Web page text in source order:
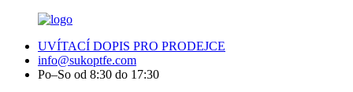
UVÍTACÍ DOPIS PRO PRODEJCE
info@sukoptfe.com
Po–So od 8:30 do 17:30